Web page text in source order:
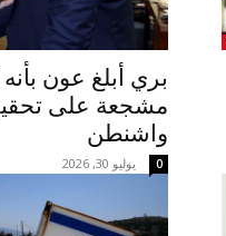
بري أبلغ عون
مشجعة على
واشنطن
يوليو 30, 2026 0